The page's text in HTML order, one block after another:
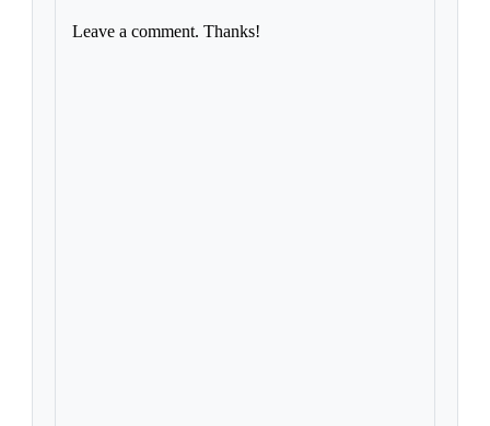
Leave a comment. Thanks!